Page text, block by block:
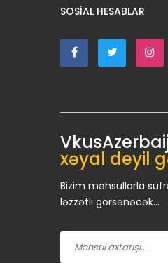
SOSIAL HESABLAR
xəyal deyil
Bizim məhsullarla
ləzzətli görsənəcək...